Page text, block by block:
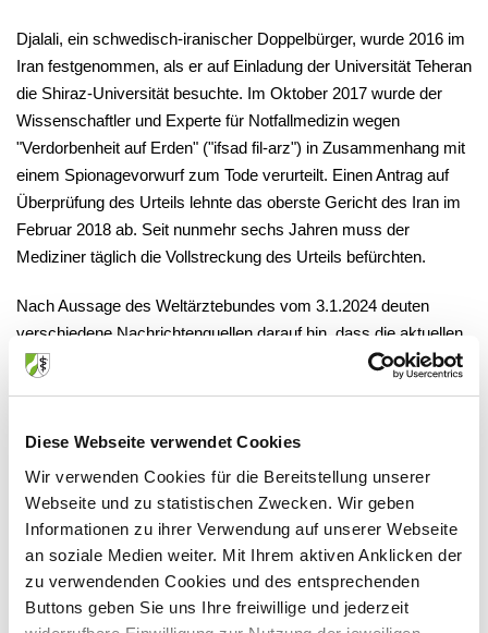
Diese Webseite verwendet Cookies
Wir verwenden Cookies für die Bereitstellung unserer
Webseite und zu statistischen Zwecken. Wir geben
Informationen zu ihrer Verwendung auf unserer Webseite
an soziale Medien weiter. Mit Ihrem aktiven Anklicken der
zu verwendenden Cookies und des entsprechenden
Buttons geben Sie uns Ihre freiwillige und jederzeit
Djalali, ein schwedisch-iranischer Doppelbürger, wurde 2016 im
Iran festgenommen, als er auf Einladung der Universität Teheran
die Shiraz-Universität besuchte. Im Oktober 2017 wurde der
Wissenschaftler und Experte für Notfallmedizin wegen
"Verdorbenheit auf Erden" ("ifsad fil-arz") in Zusammenhang mit
einem Spionagevorwurf zum Tode verurteilt. Einen Antrag auf
Überprüfung des Urteils lehnte das oberste Gericht des Iran im
Februar 2018 ab. Seit nunmehr sechs Jahren muss der
Mediziner täglich die Vollstreckung des Urteils befürchten.
Nach Aussage des Weltärztebundes vom 3.1.2024 deuten
verschiedene Nachrichtenquellen darauf hin, dass die aktuellen
Drohungen der iranischen Behörden, Djalali in näherer Zukunft
Es hatte die lebenslange Haftstrafe von Hamid Nouri bestätigt,
der 1988 in leitender Funktion an der Ermordung politischer
Gefangener in einem iranischen Gefängnis beteiligt war. Der
Weltärztebund sieht darin eine Bestätigung, dass das Leben von
Dr. Djalali als Druckmittel gegen die schwedische Justiz
eingesetzt wird.
Auch das UN-Büro für Menschenrechte erklärte, dass die